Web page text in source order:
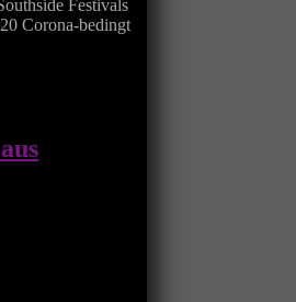
Festivals
Corona-bedingt